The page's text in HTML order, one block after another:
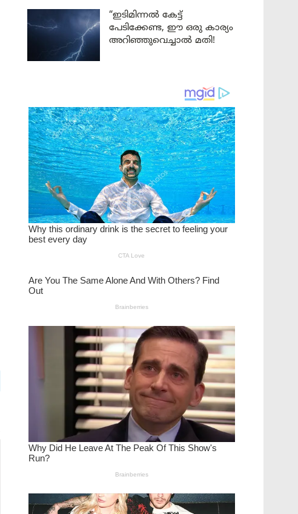
“ഇടിമിന്നൽ കേട്ട്
പേടിക്കേണ്ട, ഈ ഒരു കാര്യം
അറിഞ്ഞുവെച്ചാൽ മതി!